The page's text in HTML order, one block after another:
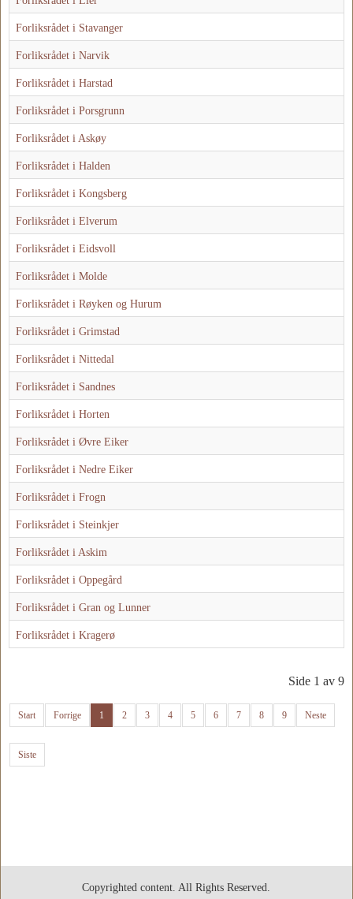
Forliksrådet i Stavanger
Forliksrådet i Narvik
Forliksrådet i Harstad
Forliksrådet i Porsgrunn
Forliksrådet i Askøy
Forliksrådet i Halden
Forliksrådet i Kongsberg
Forliksrådet i Elverum
Forliksrådet i Eidsvoll
Forliksrådet i Molde
Forliksrådet i Røyken og Hurum
Forliksrådet i Grimstad
Forliksrådet i Nittedal
Forliksrådet i Sandnes
Forliksrådet i Horten
Forliksrådet i Øvre Eiker
Forliksrådet i Nedre Eiker
Forliksrådet i Frogn
Forliksrådet i Steinkjer
Forliksrådet i Askim
Forliksrådet i Oppegård
Forliksrådet i Gran og Lunner
Forliksrådet i Kragerø
Side 1 av 9
Start Forrige 1 2 3 4 5 6 7 8 9 Neste
Siste
Copyrighted content. All Rights Reserved.